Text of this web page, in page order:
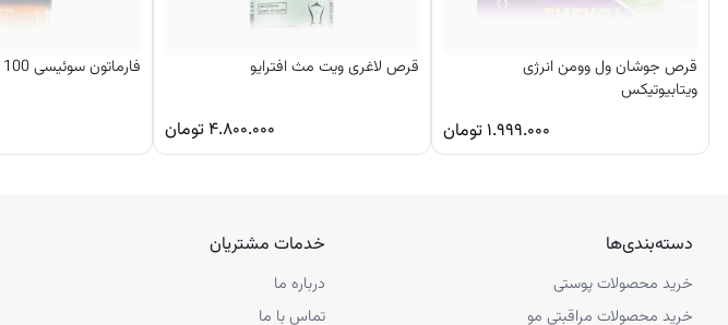
قرص جوشان ول وومن انرژی
ویتابیوتیکس
۱.۹۹۹.۰۰۰ تومان
قرص لاغری ویت مث افترایو
۴.۸۰۰.۰۰۰ تومان
فارماتون سوئیسی 100 عددی
دسته‌بندی‌ها
خرید محصولات پوستی
خرید محصولات مراقبتی مو
خدمات مشتریان
درباره ما
تماس با ما